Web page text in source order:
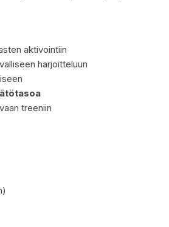
aktivointiin
harjoitteluun
treeniin